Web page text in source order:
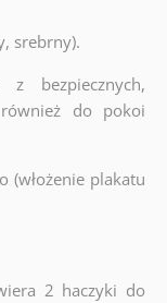
srebrny).
bezpiecznych,
do pokoi
(włożenie plakatu
2 haczyki do